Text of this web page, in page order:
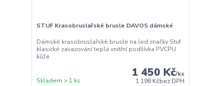
STUF Krasobruslařské brusle DAVOS dámské
Dámské krasobruslařské brusle na led značky Stuf
klasické zavazování teplá vnitřní podšívka PVCPU
kůže
1 450 Kč/ks
1 198 Kčbez DPH
Skladem > 1 ks